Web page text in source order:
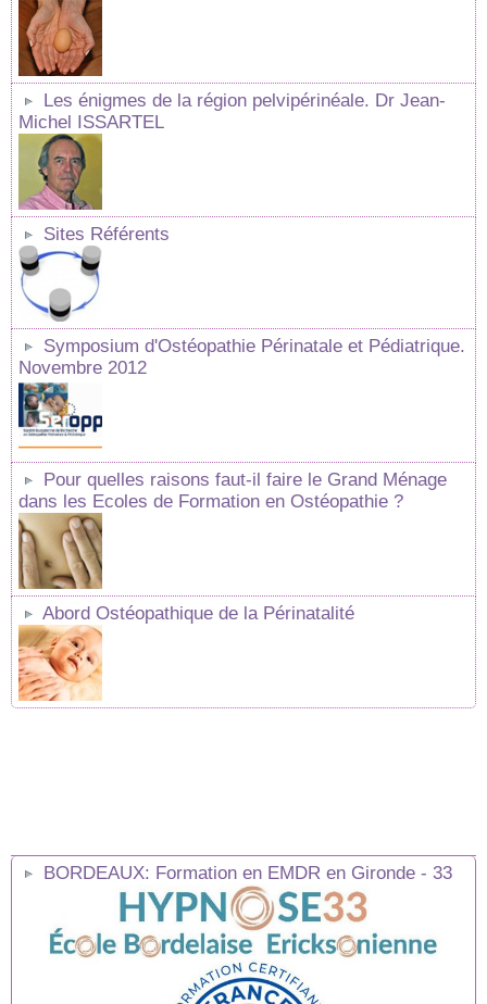
Les énigmes de la région pelvipérinéale. Dr Jean-
Michel ISSARTEL
Sites Référents
Symposium d'Ostéopathie Périnatale et Pédiatrique.
Novembre 2012
Pour quelles raisons faut-il faire le Grand Ménage
dans les Ecoles de Formation en Ostéopathie ?
Abord Ostéopathique de la Périnatalité
BORDEAUX: Formation en EMDR en Gironde - 33